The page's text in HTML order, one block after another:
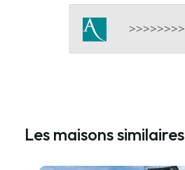
Les maisons similaires